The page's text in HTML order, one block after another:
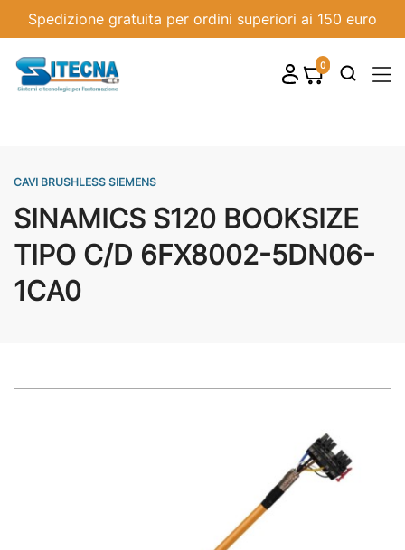
Spedizione gratuita per ordini superiori ai 150 euro
 shopping_cart0
CAVI BRUSHLESS SIEMENS
SINAMICS S120 BOOKSIZE
TIPO C/D 6FX8002-5DN06-
1CA0